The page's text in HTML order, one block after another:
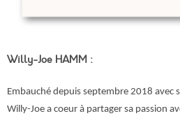
Willy-Joe HAMM :
Embauché depuis septembre 2018 avec
Willy-Joe a coeur à partager sa passion